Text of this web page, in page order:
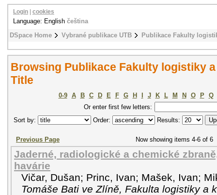
DSpace Home Vybrané publikace UTB Publikace Fakulty
Login cookies
Language: English čeština
Browsing Publikace Fakulty logistiky
Title
0-9 A B C D E F G H J K L M N O P
Q
Or enter first few letters:
Sort by:
Order: Results:
Previous Page Now showing items 4-6 of 6
Jaderné, radiologické a chemické
havárie
Vičar, Dušan; Princ, Ivan; Mašek, Ivan;
Tomáše Bati ve Zlíně, Fakulta logistiky a